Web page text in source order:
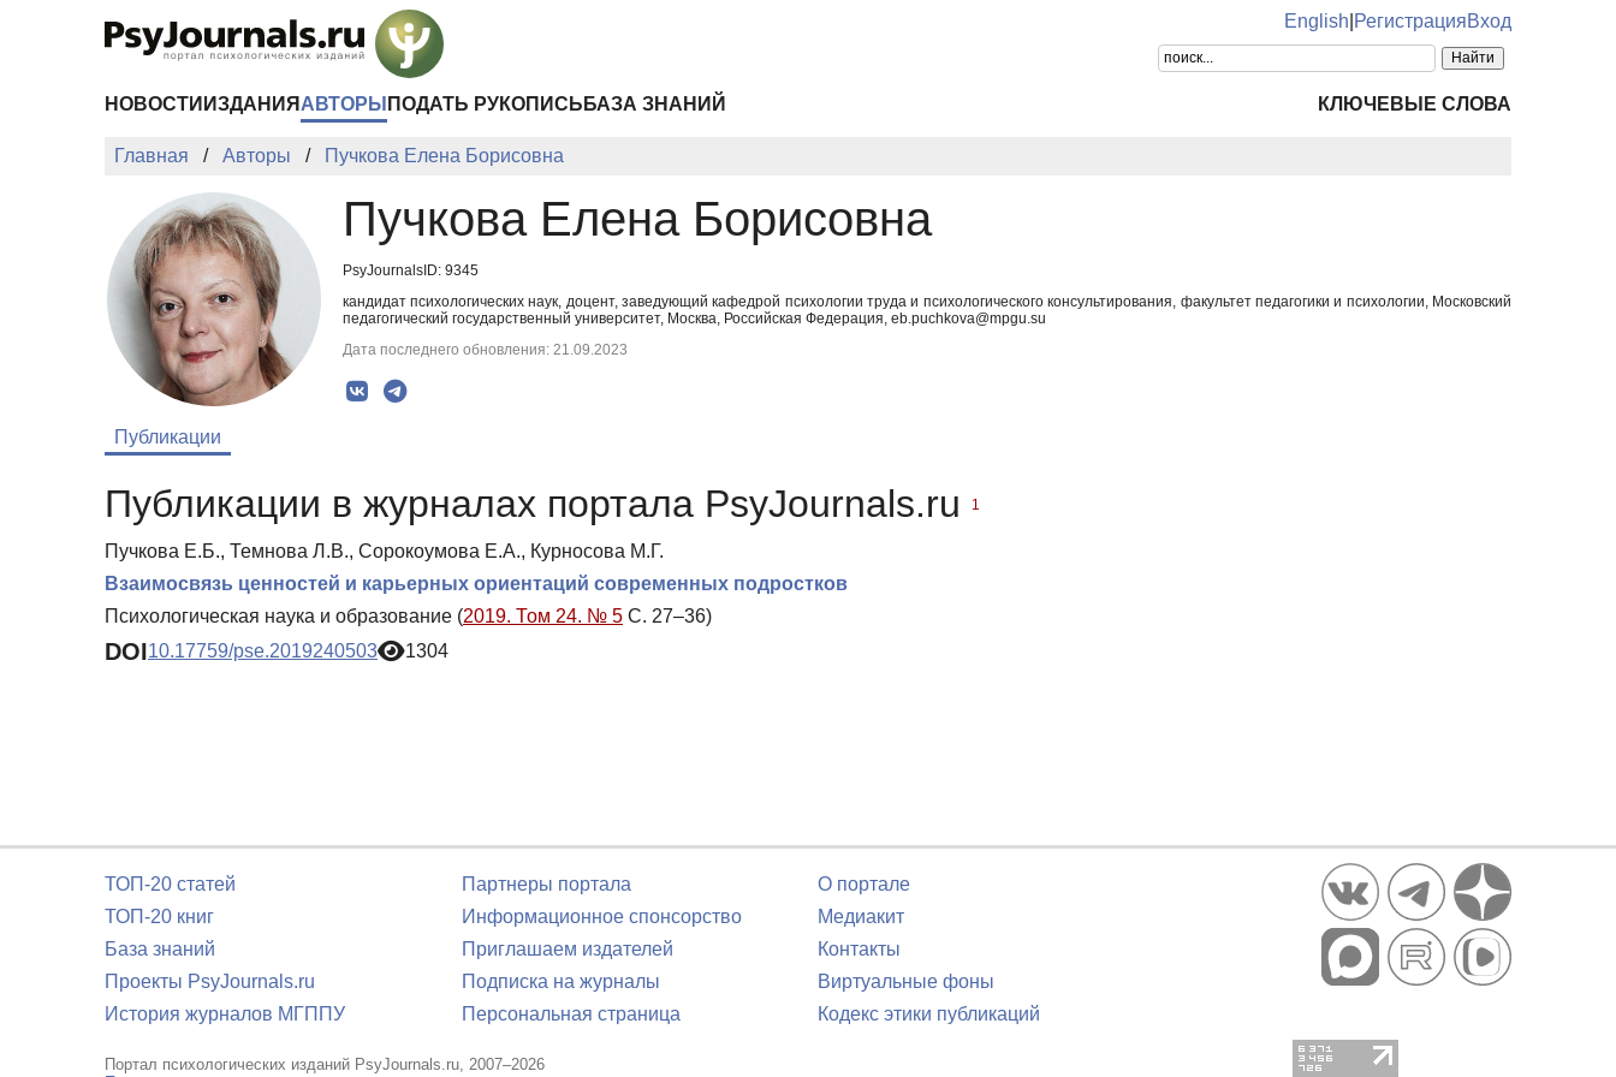
English РегистрацияВход
НОВОСТИ ИЗДАНИЯ АВТОРЫ ПОДАТЬ РУКОПИСЬ БАЗА ЗНАНИЙ КЛЮЧЕВЫЕ СЛОВА
Главная Авторы Пучкова Елена Борисовна
Пучкова Елена Борисовна
PsyJournalsID: 9345
кандидат психологических наук, доцент, заведующий кафедрой психологии труда и психологического консультирования, факультет педагогики и психологии, Московский
педагогический государственный университет, Москва, Российская Федерация, eb.puchkova@mpgu.su
Дата последнего обновления: 21.09.2023
Публикации
Публикации в журналах портала PsyJournals.ru 1
Пучкова Е.Б., Темнова Л.В., Сорокоумова Е.А., Курносова М.Г.
Взаимосвязь ценностей и карьерных ориентаций современных подростков
Психологическая наука и образование (2019. Том 24. № 5 С. 27–36)
DOI10.17759/pse.2019240503 1304
ТОП-20 статей
ТОП-20 книг
База знаний
Проекты PsyJournals.ru
История журналов МГППУ
Партнеры портала
Информационное спонсорство
Приглашаем издателей
Подписка на журналы
Персональная страница
О портале
Медиакит
Контакты
Виртуальные фоны
Кодекс этики публикаций
Портал психологических изданий PsyJournals.ru, 2007–2026